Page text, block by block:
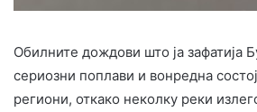
Обилните дождови што ја зафатија
сериозни поплави и вонредна
региони, откако неколку реки